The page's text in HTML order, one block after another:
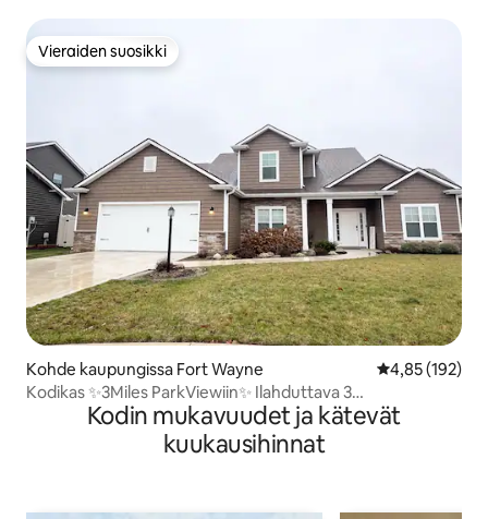
Vieraiden suosikki
Vieraiden suosikki
Kohde kaupungissa Fort Wayne
4,85 (192)
Kodikas ✨3Miles ParkViewiin✨ Ilahduttava 3
makuuhuonetta✨ 4 vuodetta
Kodin mukavuudet ja kätevät
kuukausihinnat